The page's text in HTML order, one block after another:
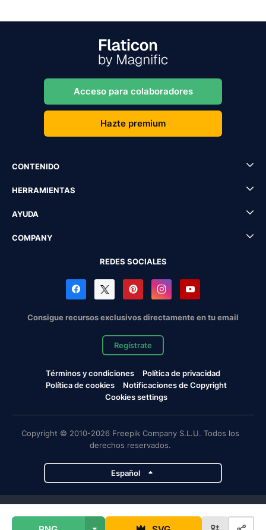
Acceso para colaboradores
Hazte premium
CONTENIDO
HERRAMIENTAS
AYUDA
COMPANY
REDES SOCIALES
Consigue recursos exclusivos directamente en tu email
Regístrate
Términos y condiciones
Política de privacidad
Política de cookies
Notificaciones de Copyright
Cookies settings
Copyright © 2010-2026 Freepik Company S.L.U. Todos los
derechos reservados.
Español